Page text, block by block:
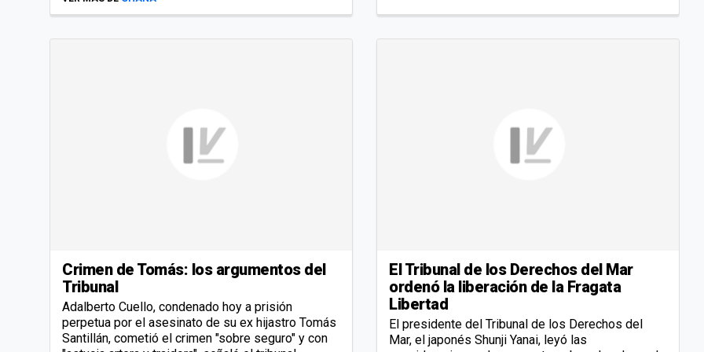
Crimen de Tomás: los argumentos del
Tribunal
Adalberto Cuello, condenado hoy a prisión
perpetua por el asesinato de su ex hijastro Tomás
Santillán, cometió el crimen "sobre seguro" y con
El Tribunal de los Derechos del Mar
ordenó la liberación de la Fragata
Libertad
El presidente del Tribunal de los Derechos del
Mar, el japonés Shunji Yanai, leyó las